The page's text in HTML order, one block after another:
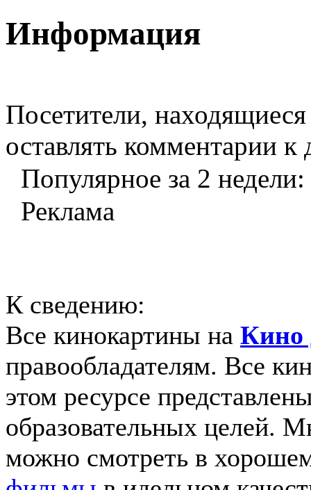
Информация
Посетители,
оставлять комментарии
Популярное за 2 недели:
Реклама
К сведению:
Все кинокартины на Кино
правообладателям. Все
этом ресурсе
образовательных целей.
можно смотреть в